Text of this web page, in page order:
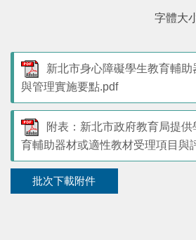
學習輔導
支持服務
活動訊息
字體大
新北市身心障礙學生教育輔助
與管理實施要點.pdf
附表：新北市政府教育局提
育輔助器材或適性教材受理項目與
批次下載附件